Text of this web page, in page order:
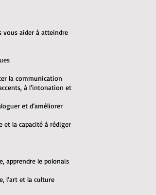
vous aider à atteindre
la communication
à l’intonation et
et d’améliorer
et la capacité à rédiger
apprendre le polonais
l’art et la culture